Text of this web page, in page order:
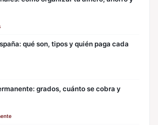
qué son, tipos y quién paga cada
grados, cuánto se cobra y